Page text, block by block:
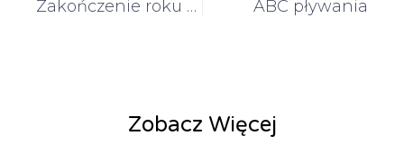
Zakończenie roku szkolnego ABC pływania
Zobacz Więcej